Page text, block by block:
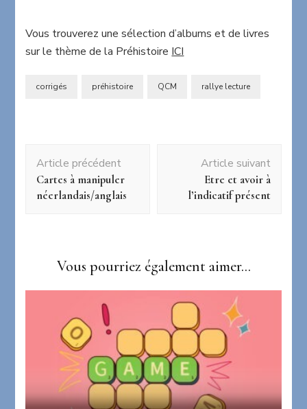
Vous trouverez une sélection d’albums et de livres
sur le thème de la Préhistoire ICI
corrigés préhistoire QCM rallye lecture
d'article
Article précédent
Cartes à manipuler
néerlandais/anglais
Article suivant
Etre et avoir à
l’indicatif présent
Vous pourriez également aimer...